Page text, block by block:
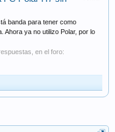
banda para tener como
Ahora ya no utilizo Polar, por lo
respuestas, en el foro: